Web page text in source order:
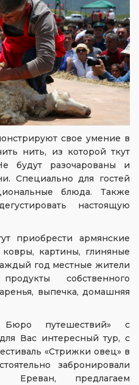
свое умение в
нить, из которой ткут
будут разочарованы и
Специально для гостей
блюда. Также
настоящую
приобрести армянские
картины, глиняные
год местные жители
собственного
выпечка, домашняя
Бюро путешествий» с
Вас интересный тур, с
«Стрижки овец» в
забронировали
предлагаем